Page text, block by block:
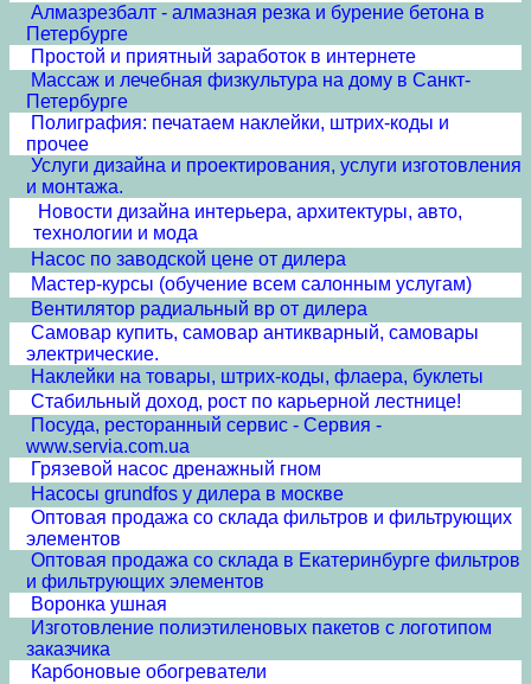
Алмазрезбалт - алмазная резка и бурение бетона в
Петербурге
Простой и приятный заработок в интернете
Массаж и лечебная физкультура на дому в Санкт-
Петербурге
Полиграфия: печатаем наклейки, штрих-коды и
прочее
Услуги дизайна и проектирования, услуги изготовления
и монтажа.
Новости дизайна интерьера, архитектуры, авто,
технологии и мода
Насос по заводской цене от дилера
Мастер-курсы (обучение всем салонным услугам)
Вентилятор радиальный вр от дилера
Самовар купить, самовар антикварный, самовары
электрические.
Наклейки на товары, штрих-коды, флаера, буклеты
Стабильный доход, рост по карьерной лестнице!
Посуда, ресторанный сервис - Сервия -
www.servia.com.ua
Грязевой насос дренажный гном
Насосы grundfos у дилера в москве
Оптовая продажа со склада фильтров и фильтрующих
элементов
Оптовая продажа со склада в Екатеринбурге фильтров
и фильтрующих элементов
Воронка ушная
Изготовление полиэтиленовых пакетов с логотипом
заказчика
Карбоновые обогреватели